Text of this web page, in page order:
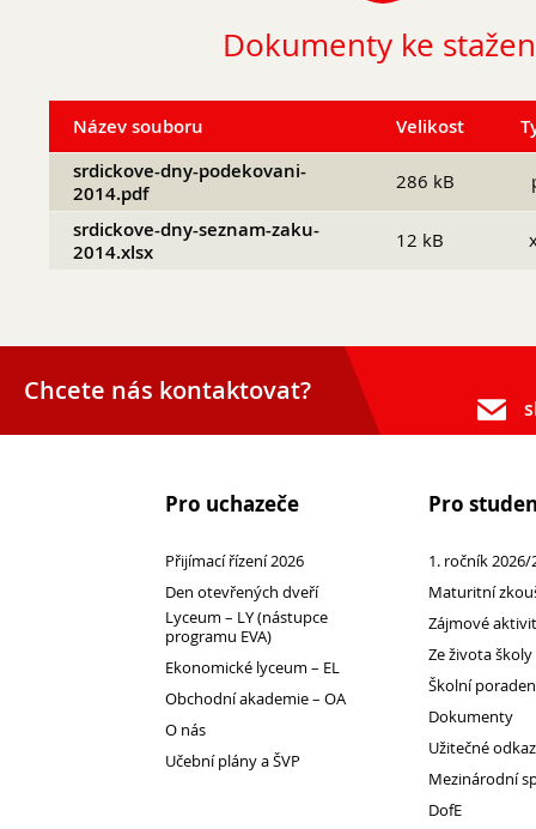
Den otevřených dveří
Lyceum – LY (nástupce programu EVA)
Ekonomické lyceum – EL
Obchodní akademie – OA
Učební plány a ŠVP
Dokumenty ke
Název souboru Velikost
srdickove-dny-podekovani-
2014.pdf
286 kB
srdickove-dny-seznam-zaku-
2014.xlsx
12 kB
Chcete nás kontaktovat?
Pro uchazeče
Přijímací řízení 2026
Den otevřených dveří
Lyceum – LY (nástupce
programu EVA)
Ekonomické lyceum – EL
Obchodní akademie – OA
O nás
Učební plány a ŠVP
Pro
1. ročník 2026/
Maturitní
Zájmové
Ze života školy
Školní
Dokumenty
Užitečné
Mezinárodní
DofE